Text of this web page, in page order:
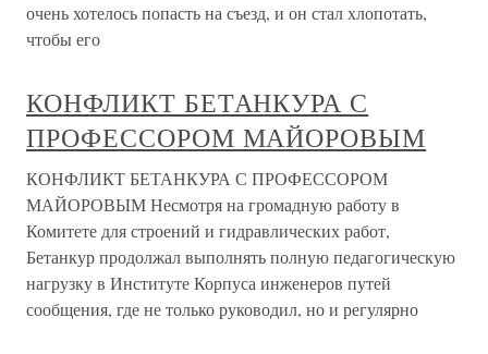
очень хотелось попасть на съезд, и он стал хлопотать,
чтобы его
КОНФЛИКТ БЕТАНКУРА С
ПРОФЕССОРОМ МАЙОРОВЫМ
КОНФЛИКТ БЕТАНКУРА С ПРОФЕССОРОМ
МАЙОРОВЫМ Несмотря на громадную работу в
Комитете для строений и гидравлических работ,
Бетанкур продолжал выполнять полную педагогическую
нагрузку в Институте Корпуса инженеров путей
сообщения, где не только руководил, но и регулярно